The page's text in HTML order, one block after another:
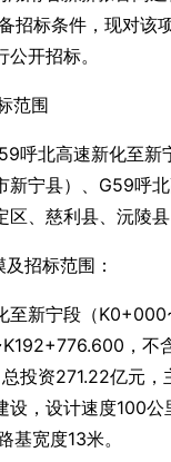
招标条件，现对该
开招标。
范围
呼北高速新化至新
新宁县）、G59呼
、慈利县、沅陵县
招标范围：
新宁段（
，不
投资271.22亿元，
设，设计速度100
基宽度13米。